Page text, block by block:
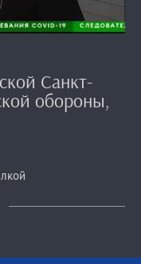
Санкт-
обороны,